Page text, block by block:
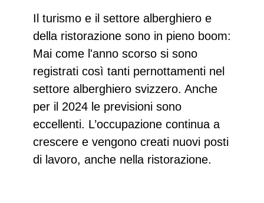
Il turismo e il settore alberghiero e
della ristorazione sono in pieno boom:
Mai come l'anno scorso si sono
registrati così tanti pernottamenti nel
settore alberghiero svizzero. Anche
per il 2024 le previsioni sono
eccellenti. L’occupazione continua a
crescere e vengono creati nuovi posti
di lavoro, anche nella ristorazione.